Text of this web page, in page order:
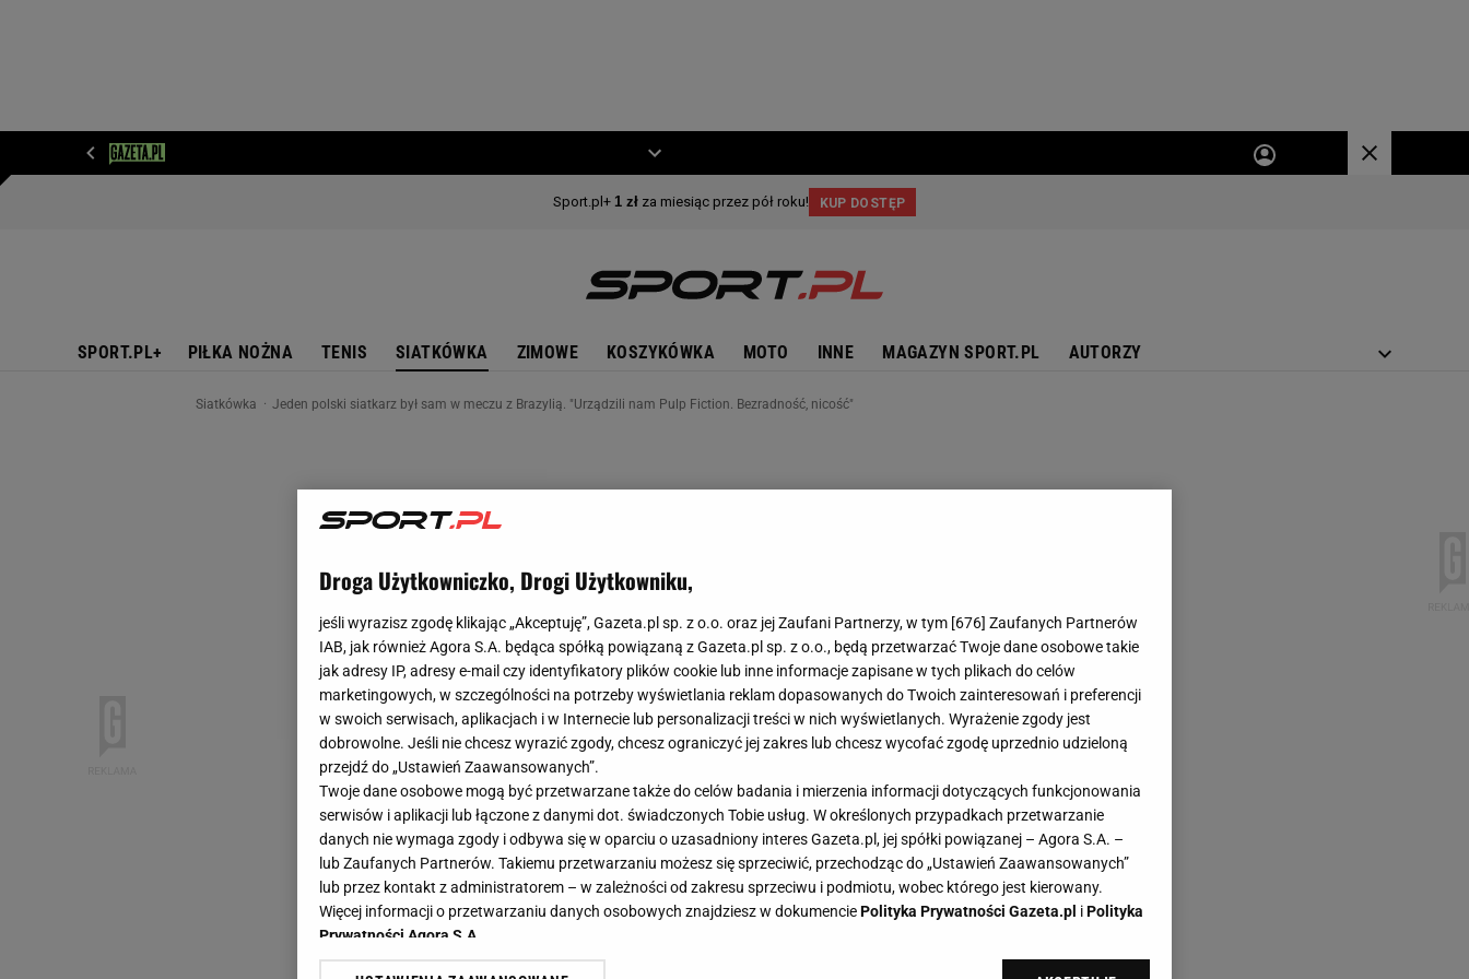
SPORT.PL+ PIŁKA NOŻNA TENIS SIATKÓWKA ZIMOWE KOSZYKÓWKA MOTO INNE MAGAZYN SPORT.PL AUTORZY
Siatkówka Jeden polski siatkarz był sam w meczu z Brazylią. "Urządzili nam Pulp Fiction. Bezradność, nicość"
Droga Użytkowniczko, Drogi Użytkowniku,
jeśli wyrazisz zgodę klikając „Akceptuję”, Gazeta.pl sp. z o.o. oraz jej Zaufani Partnerzy, w tym [676] Zaufanych Partnerów
IAB, jak również Agora S.A. będąca spółką powiązaną z Gazeta.pl sp. z o.o., będą przetwarzać Twoje dane osobowe takie
jak adresy IP, adresy e-mail czy identyfikatory plików cookie lub inne informacje zapisane w tych plikach do celów
marketingowych, w szczególności na potrzeby wyświetlania reklam dopasowanych do Twoich zainteresowań i preferencji
w swoich serwisach, aplikacjach i w Internecie lub personalizacji treści w nich wyświetlanych. Wyrażenie zgody jest
dobrowolne. Jeśli nie chcesz wyrazić zgody, chcesz ograniczyć jej zakres lub chcesz wycofać zgodę uprzednio udzieloną
przejdź do „Ustawień Zaawansowanych”.
Twoje dane osobowe mogą być przetwarzane także do celów badania i mierzenia informacji dotyczących funkcjonowania
serwisów i aplikacji lub łączone z danymi dot. świadczonych Tobie usług. W określonych przypadkach przetwarzanie
danych nie wymaga zgody i odbywa się w oparciu o uzasadniony interes Gazeta.pl, jej spółki powiązanej – Agora S.A. –
lub Zaufanych Partnerów. Takiemu przetwarzaniu możesz się sprzeciwić, przechodząc do „Ustawień Zaawansowanych”
lub przez kontakt z administratorem – w zależności od zakresu sprzeciwu i podmiotu, wobec którego jest kierowany.
Więcej informacji o przetwarzaniu danych osobowych znajdziesz w dokumenciePolityka Prywatności Gazeta.pl iPolityka
Prywatności Agora S.A.